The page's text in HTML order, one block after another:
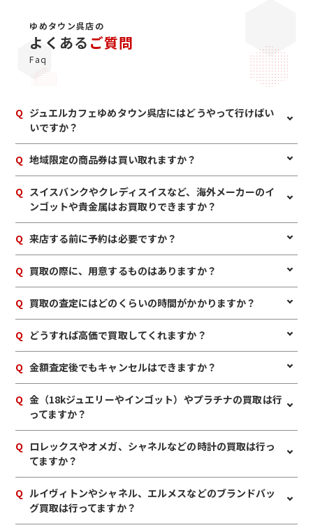
ゆめタウン呉店の
よくある ご質問
Faq
Q ジュエルカフェゆめタウン呉店にはどうやって行けばい
いですか？
A お車でお越しの方は呉ICを降り堺川沿いに港方面にお進みくだ
Q 地域限定の商品券は買い取れますか？
A はい、買い取れます。当店ではマルショク・サンリブ商品券、
丸久商品券、ユアーズ商品券、フジ商品券、広電ストア商品
券、アッセ商品券など、その地域限定のものもお買取りが可能
Q スイスバンクやクレディスイスなど、海外メーカーのイ
ンゴットや貴金属はお買取りできますか？
A 他店でお取り扱いが出来なかった海外製のインゴットや金製
緒にお持ちください。インゴット買取ならジュエルカフェゆめ
タウン呉店にお任せください。国内メーカー、海外メーカー
と幅広くお取り扱いしておりますので、まずはお気軽にスタ
Q 来店する前に予約は必要ですか？
A 予約は必要ありませんのでいつでもお越しいただけますが、
案内できます。
Q 買取の際に、用意するものはありますか？
A はい。身分証明書(運転免許証、マイナンバーカード、パスポ
Q 買取の査定にはどのくらいの時間がかかりますか？
A 店舗でのお買取の場合は、10～15分のスピード査定が可能で
料ドリンクサービス付き）でお待ちいただいたり、ご都合の
宜しいお時間に再来店いただくことも可能です。
Q どうすれば高価で買取してくれますか？
A ご購入時の付属品（ブランドの品の箱・鑑定書・保証書な
ます。ジュエルカフェではお得なクーポンなども配布していま
すので、ぜひご一緒にお持ちください。
Q 金額査定後でもキャンセルはできますか？
A
お値段にご満足いただけない場合は、もちろんキャンセル可
能です。手数料等も一切かかりませんのでご安心ください。
Q 金（18kジュエリーやインゴット）やプラチナの買取は行
ってますか？
A
もちろん買取しています。壊れた金製品、切れた金のネックレ
ス、片方だけのピアスでも、しっかりと査定いたします。
Q ロレックスやオメガ、シャネルなどの時計の買取は行っ
てますか？
A もちろん買取しています。文字盤割れ、壊れている、動かな
い、他店では断られた時計でも、しっかりと査定いたします。
Q ルイヴィトンやシャネル、エルメスなどのブランドバッ
グ買取は行ってますか？